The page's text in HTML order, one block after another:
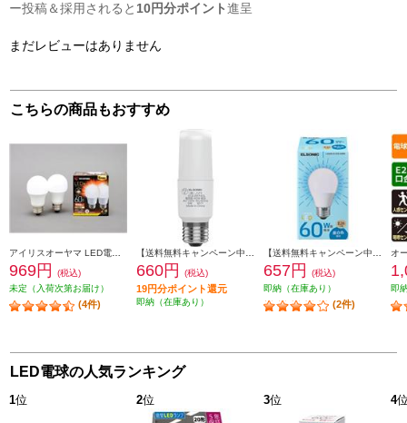
ー投稿＆採用されると 10円分ポイント進呈
まだレビューはありません
こちらの商品もおすすめ
969円
(税込)
未定（入荷次第お届け）
(4件)
660円 (税込)
19円分ポイント還元
即納（在庫あり）
657円
(税込)
即納（在庫あり）
(2件)
即
LED電球の人気ランキング
1位 2位 3位 4